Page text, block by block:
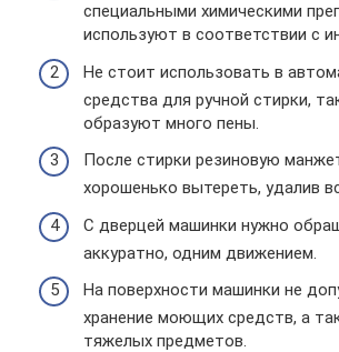
специальными химическими
используют в соответствии с
Не стоит использовать в
средства для ручной стирки,
образуют много пены.
После стирки резиновую
хорошенько вытереть, удалив
С дверцей машинки нужно
аккуратно, одним движением.
На поверхности машинки не
хранение моющих средств, а
тяжелых предметов.